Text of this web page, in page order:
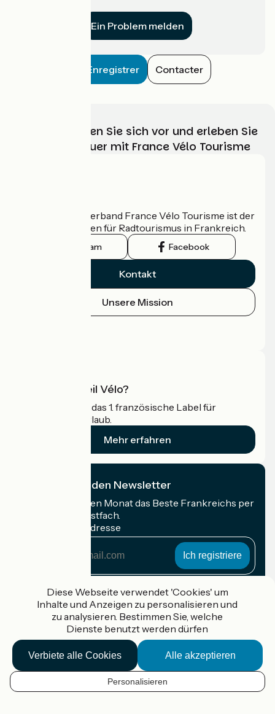
DE
Ein Problem melden
Enregistrer Contacter
Wählen, bereiten Sie sich vor und erleben Sie
Ihr Radabenteuer mit France Vélo Tourisme
Der nationale Verband France Vélo Tourisme ist der
offizielle Leitfaden für Radtourismus in Frankreich.
Instagram Facebook
Kontakt
Unsere Mission
Was ist Accueil Vélo?
Accueil Vélo ist das 1. französische Label für
Radfahrer im Urlaub.
Mehr erfahren
Ich abonniere den Newsletter
Erhalten Sie jeden Monat das Beste Frankreichs per
Rad in Ihrem Postfach.
Meine E-Mail-Adresse
Adresse
Gefördert im Rahmen von Destination France
Accueil Vélo Pro
Kontakt
Rechtliche Informationen
Diese Webseite verwendet 'Cookies' um
Inhalte und Anzeigen zu personalisieren und
zu analysieren. Bestimmen Sie, welche
Dienste benutzt werden dürfen
Alle akzeptieren
Verbiete alle Cookies
Personalisieren